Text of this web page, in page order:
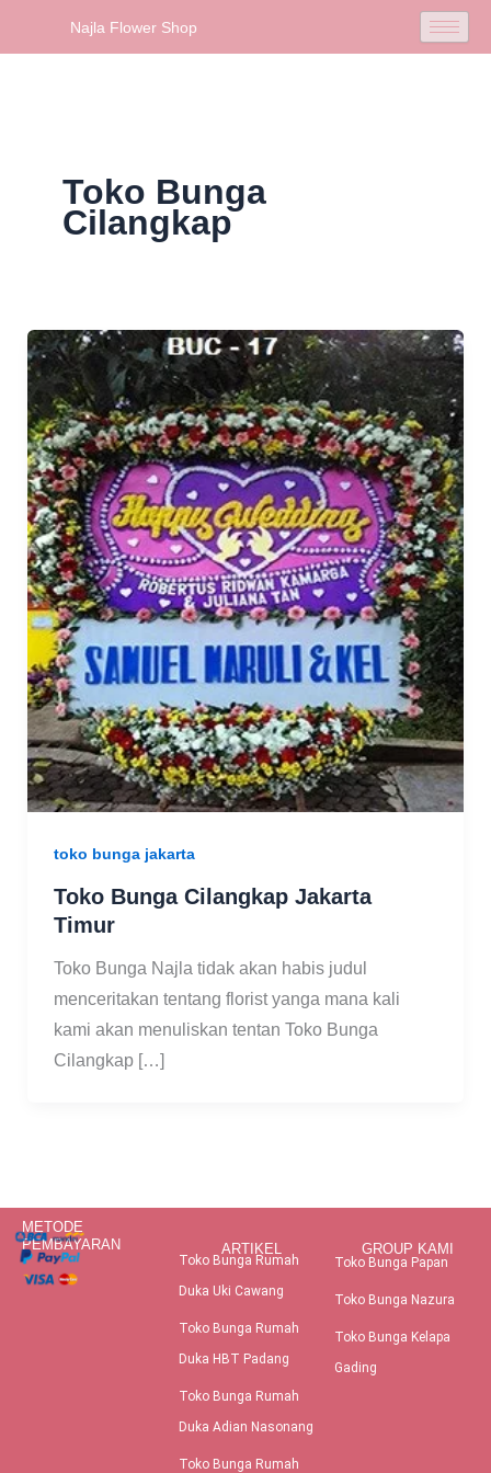
Najla Flower Shop
Toko Bunga
Cilangkap
toko bunga jakarta
Toko Bunga Cilangkap Jakarta
Timur
Toko Bunga Najla tidak akan habis judul
menceritakan tentang florist yanga mana kali
kami akan menuliskan tentan Toko Bunga
Cilangkap […]
METODE
PEMBAYARAN
ARTIKEL
Toko Bunga Rumah
Duka Uki Cawang
Toko Bunga Rumah
Duka HBT Padang
Toko Bunga Rumah
Duka Adian Nasonang
Toko Bunga Rumah
GROUP KAMI
Toko Bunga Papan
Toko Bunga Nazura
Toko Bunga Kelapa
Gading